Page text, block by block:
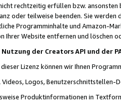
rechtzeitig erfüllen bzw. ansonsten
oder teilweise beenden. Sie werden
Programminhalte und Amazon-
Ihrer Website entfernen und löschen
der Creators API und der
dieser Lizenz können wir Ihnen
Videos, Logos, Benutzerschnittstellen-
Produktinformationen in